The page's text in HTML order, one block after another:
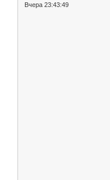
Вчера 23:43:49